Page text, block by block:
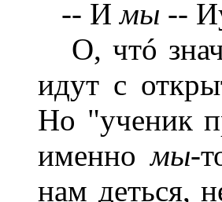
-- Имы --
О, чтó
идут с
Но "ученик
именномы-
нам деться,